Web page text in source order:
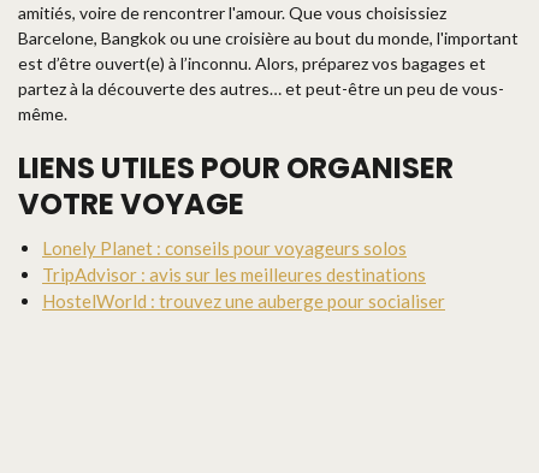
amitiés, voire de rencontrer l'amour. Que vous choisissiez
Barcelone, Bangkok ou une croisière au bout du monde, l'important
est d’être ouvert(e) à l’inconnu. Alors, préparez vos bagages et
partez à la découverte des autres… et peut-être un peu de vous-
même.
LIENS UTILES POUR ORGANISER
VOTRE VOYAGE
Lonely Planet : conseils pour voyageurs solos
TripAdvisor : avis sur les meilleures destinations
HostelWorld : trouvez une auberge pour socialiser